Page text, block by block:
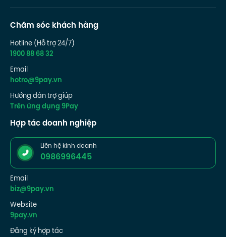
Chăm sóc khách hàng
Hotline (Hỗ trợ 24/7)
1900 88 68 32
Email
hotro@9pay.vn
Hướng dẫn trợ giúp
Trên ứng dụng 9Pay
Hợp tác doanh nghiệp
Liên hệ kinh doanh
0986996445
Email
biz@9pay.vn
Website
9pay.vn
Đăng ký hợp tác